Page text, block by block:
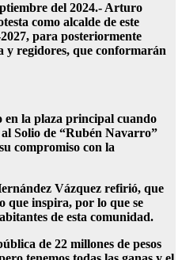
del 2024.- Arturo
como alcalde de este
para posteriormente
y regidores, que conformarán
en la plaza principal cuando
Solio de “Rubén Navarro”
compromiso con la
Vázquez refirió, que
que inspira, por lo que se
de esta comunidad.
de 22 millones de pesos